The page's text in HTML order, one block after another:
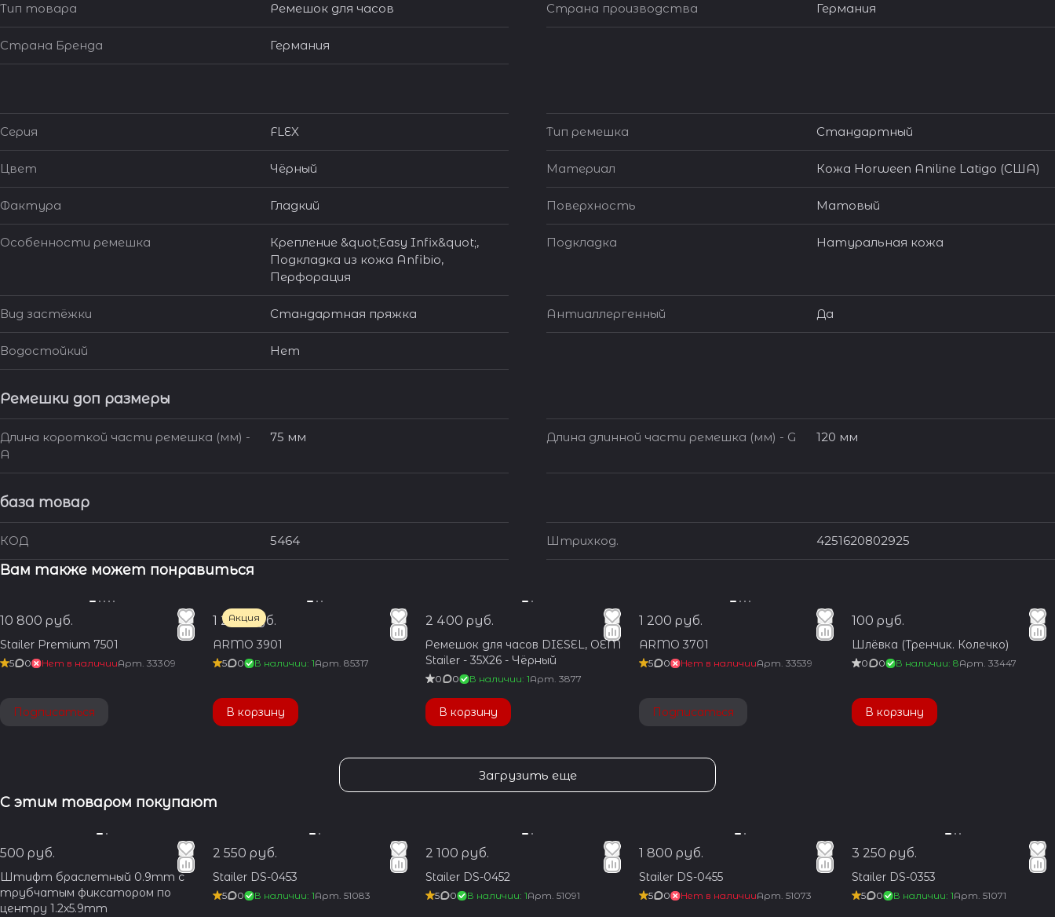
Тип товара Ремешок для часов Страна производства Германия
Страна Бренда Германия
Серия FLEX Тип ремешка Стандартный
Цвет Чёрный Материал Кожа Horween Aniline Latigo (США)
Фактура Гладкий Поверхность Матовый
Особенности ремешка
Крепление &quot;Easy Infix&quot;,
Подкладка из кожа Anfibio,
Перфорация
Подкладка Натуральная кожа
Вид застёжки Стандартная пряжка Антиаллергенный Да
Водостойкий Нет
Ремешки доп размеры
Длина короткой части ремешка (мм) -
A
75 мм Длина длинной части ремешка (мм) - G 120 мм
база товар
КОД 5464 Штрихкод. 4251620802925
Вам также может понравиться
10 800 руб.
Stailer Premium 7501
5 0 Нет в наличииАрт. 33309
Подписаться
Акция
1 200 руб.
ARMO 3901
5 0 В наличии: 1Арт.85317
В корзину
2 400 руб.
Ремешок для часов DIESEL, OEM
Stailer - 35X26 - Чёрный
0 0 В наличии: 1Арт.3877
В корзину
1 200 руб.
ARMO 3701
5 0 Нет в наличииАрт. 33539
Подписаться
100 руб.
Шлёвка (Тренчик. Колечко)
0 0 В наличии: 8Арт. 33447
В корзину
Загрузить еще
С этим товаром покупают
500 руб.
Штифт браслетный 0.9mm с
трубчатым фиксатором по
центру 1.2x5.9mm
2 550 руб.
Stailer DS-0453
5 0 В наличии: 1Арт.51083
2 100 руб.
Stailer DS-0452
5 0 В наличии: 1Арт.51091
1 800 руб.
Stailer DS-0455
5 0 Нет в наличииАрт. 51073
3 250 руб.
Stailer DS-0353
5 0 В наличии: 1Арт. 51071